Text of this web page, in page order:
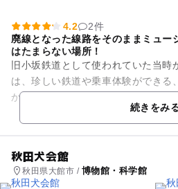
4.2
2件
廃線となった線路をそのままミュー
はたまらない場所！
旧小坂鉄道として使われていた当時
は、珍しい鉄道や乗車体験ができる
から大人まで楽しめるレールパーク
子供も「観て体験して学...続きをみ
秋田犬会館
秋田県大館市 / 博物館・科学館